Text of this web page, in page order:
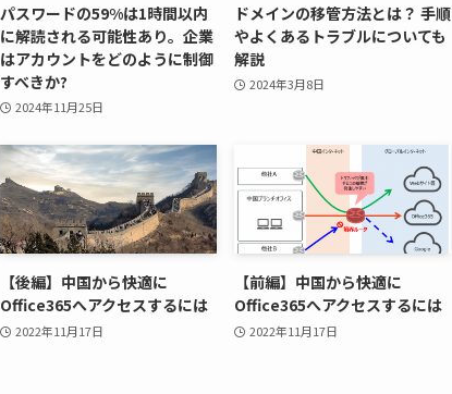
パスワードの59%は1時間以内
に解読される可能性あり。企業
はアカウントをどのように制御
すべきか?
2024年11月25日
ドメインの移管方法とは？ 手順
やよくあるトラブルについても
解説
2024年3月8日
【後編】中国から快適に
Office365へアクセスするには
2022年11月17日
【前編】中国から快適に
Office365へアクセスするには
2022年11月17日